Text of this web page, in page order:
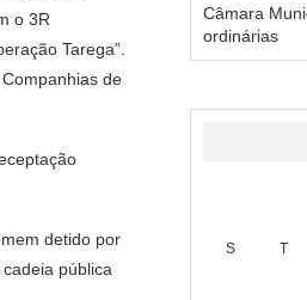
o 3R
Tarega”.
de
detido por
pública
Câmara
ordinárias
S T